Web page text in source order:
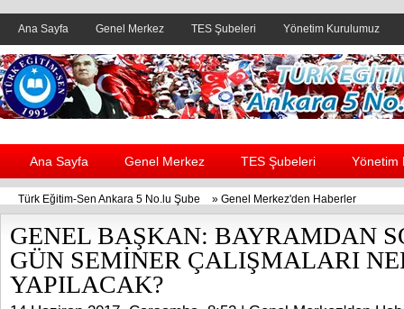
Ana Sayfa Genel Merkez TES Şubeleri Yönetim Kurulumuz
Header yanı reklam alanı
Ana Sayfa Genel Merkez TES Şubeleri Yönetim
Türk Eğitim-Sen Ankara 5 No.lu Şube » Genel Merkez'den Haberler
GENEL BAŞKAN: BAYRAMDAN
GÜN SEMİNER ÇALIŞMALARI
YAPILACAK?